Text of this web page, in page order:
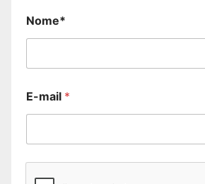
Nome*
E-mail *